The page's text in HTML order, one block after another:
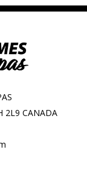
2L9 CANADA